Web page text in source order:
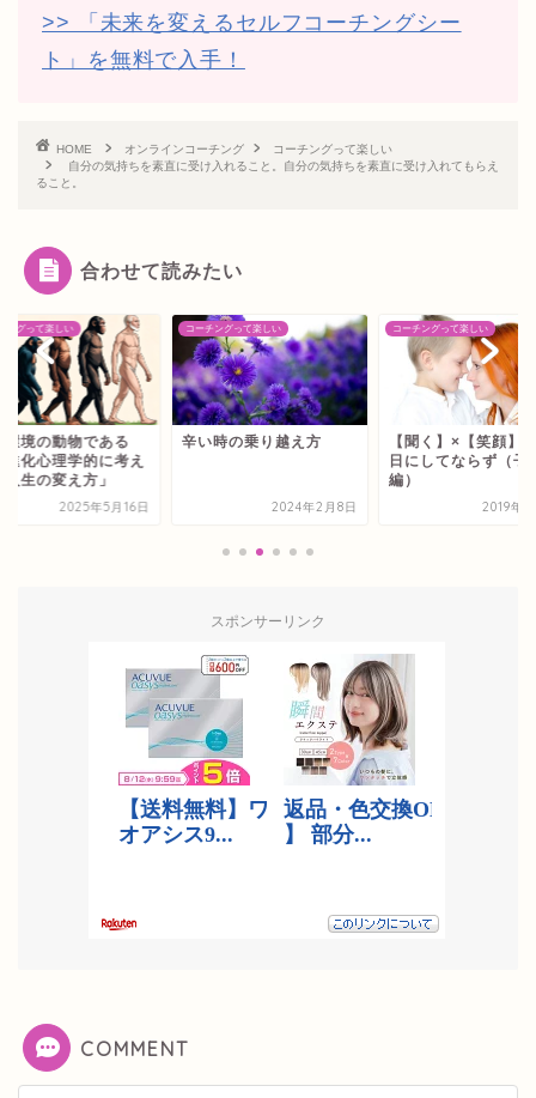
>> 「未来を変えるセルフコーチングシー
ト」を無料で入手！
HOME オンラインコーチング
コーチングって楽しい
自分の気持ちを素直に受け入れること。自分の気持ちを素直に受け入れてもらえ
ること。
合わせて読みたい
ングって楽しい
環境の動物である
化心理学的に考え
人生の変え方」
2025年5月16日
コーチングって楽しい
辛い時の乗り越え方
2024年2月8日
コーチングって楽しい
【聞く】×【笑顔】
日にしてならず（子
編）
2019年3
スポンサーリンク
COMMENT